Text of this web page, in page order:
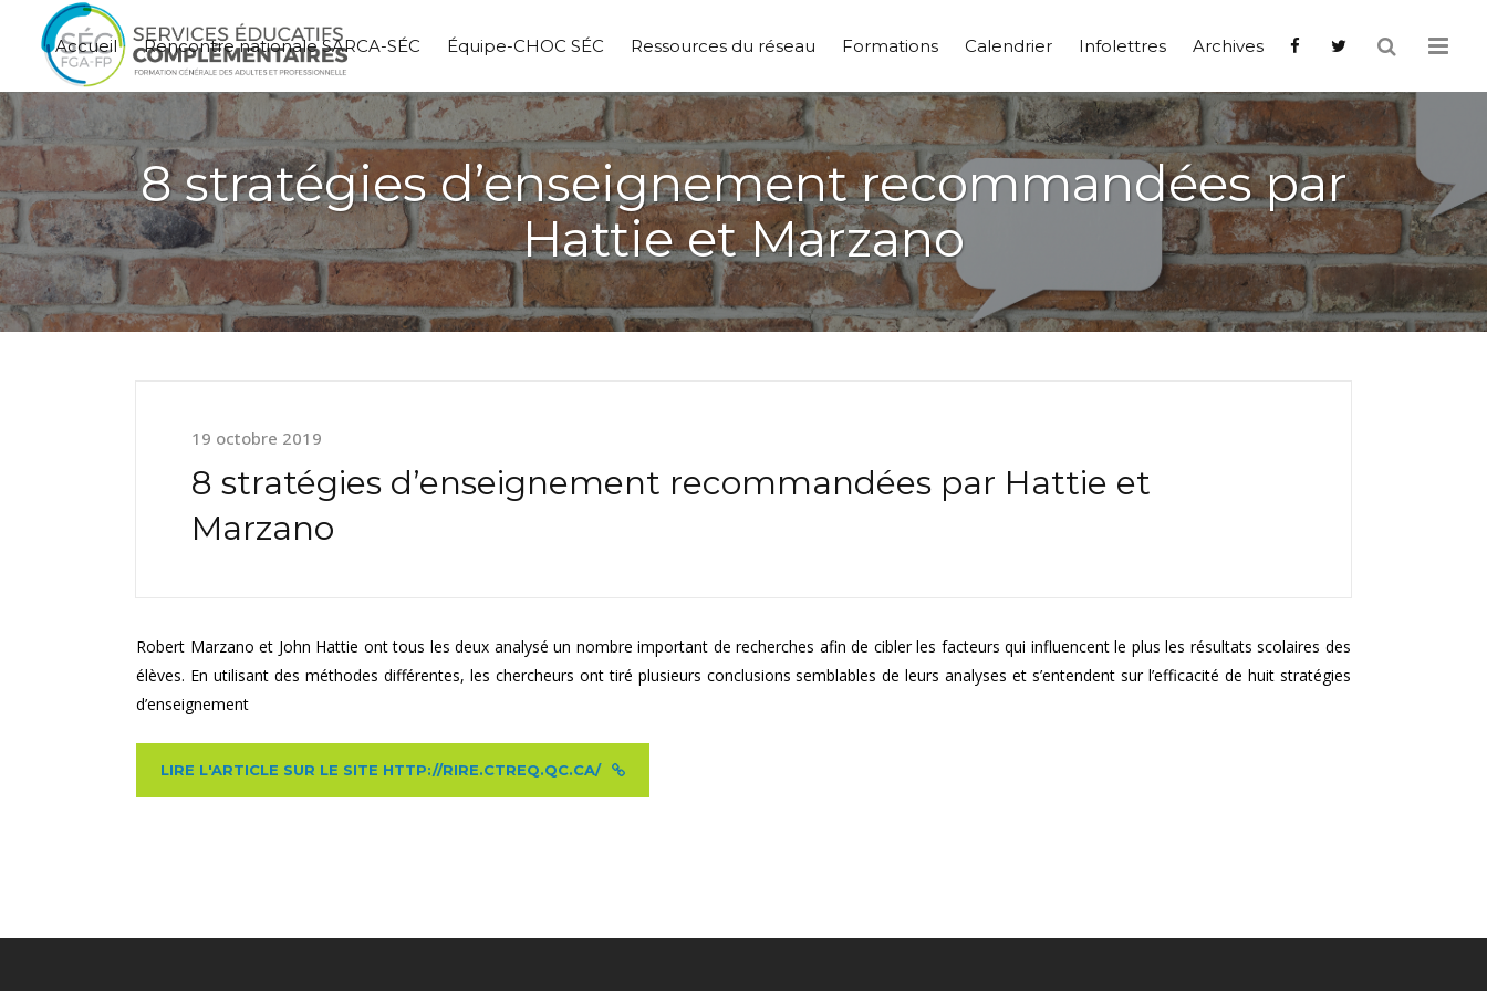
Accueil Rencontre nationale SARCA-SÉC Équipe-CHOC SÉC Ressources du réseau Formations Calendrier Infolettres Archives
8 stratégies d’enseignement recommandées par
Hattie et Marzano
19 octobre 2019
8 stratégies d’enseignement recommandées par Hattie et
Marzano
Robert Marzano et John Hattie ont tous les deux analysé un nombre important de recherches afin de cibler les facteurs qui influencent le plus les résultats scolaires des
élèves. En utilisant des méthodes différentes, les chercheurs ont tiré plusieurs conclusions semblables de leurs analyses et s’entendent sur l’efficacité de huit stratégies
d’enseignement
LIRE L'ARTICLE SUR LE SITE HTTP://RIRE.CTREQ.QC.CA/